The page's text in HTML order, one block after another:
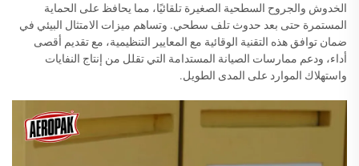
الخدوش والجروح السطحية الصغيرة تلقائيًا، مما يحافظ على الحماية
المستمرة حتى بعد حدوث تلف سطحي. وتساهم ميزات الامتثال البيئي في
ضمان توافق هذه التقنية الوقائية مع المعايير التنظيمية، مع تقديم أقصى
أداء، ودعم ممارسات الصيانة المستدامة التي تقلل من إنتاج النفايات
واستهلاك الموارد على المدى الطويل.